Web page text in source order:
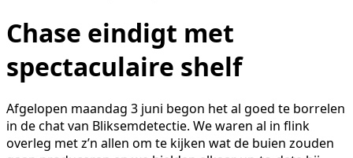
Chase eindigt met
spectaculaire shelf
Afgelopen maandag 3 juni begon het al goed te borrelen
in de chat van Bliksemdetectie. We waren al in flink
overleg met z’n allen om te kijken wat de buien zouden